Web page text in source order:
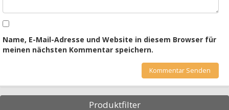
Name, E-Mail-Adresse und Website in diesem Browser für
meinen nächsten Kommentar speichern.
Produktfilter